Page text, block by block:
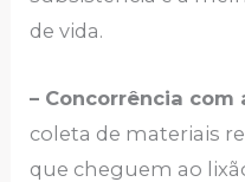
de vida.
– Concorrência
coleta de materiais
que cheguem ao